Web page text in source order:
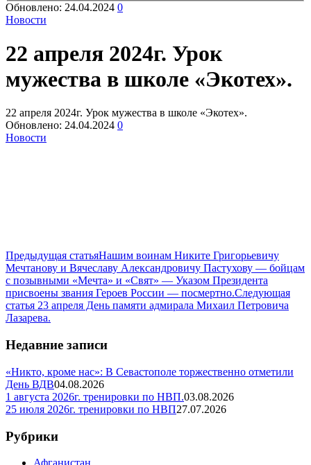
Обновлено: 24.04.2024 0
Новости
22 апреля 2024г. Урок
мужества в школе «Экотех».
22 апреля 2024г. Урок мужества в школе «Экотех».
Обновлено: 24.04.2024 0
Новости
Предыдущая статьяНашим воинам Никите Григорьевичу
Мечтанову и Вячеславу Александровичу Пастухову — бойцам
с позывными «Мечта» и «Свят» — Указом Президента
присвоены звания Героев России — посмертно.Следующая
статья 23 апреля День памяти адмирала Михаил Петровича
Лазарева.
Недавние записи
«Никто, кроме нас»: В Севастополе торжественно отметили
День ВДВ04.08.2026
1 августа 2026г. тренировки по НВП.03.08.2026
25 июля 2026г. тренировки по НВП27.07.2026
Рубрики